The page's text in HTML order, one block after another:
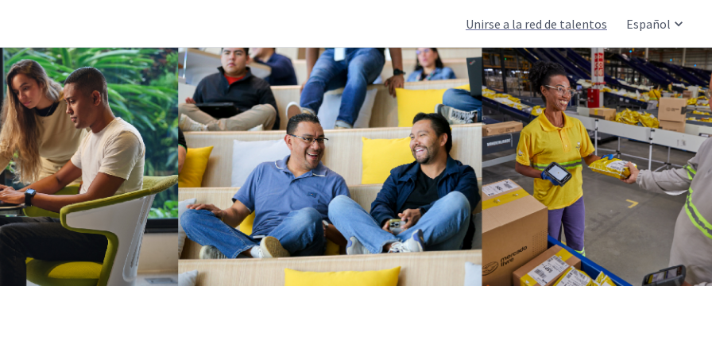
Unirse a la red de talentos Español